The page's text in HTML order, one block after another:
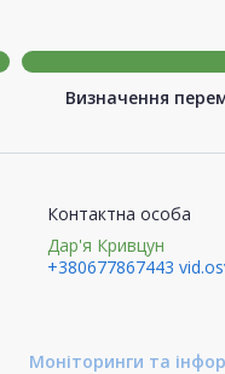
Визначення
Контактна особа
Дар'я Кривцун
+380677867443
Моніторинги та